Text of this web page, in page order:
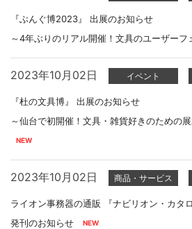
『ぶんぐ博2023』 出展のお知らせ
～4年ぶりのリアル開催！文具のユーザーフ
2023年10月02日 イベント
『杜の文具博』 出展のお知らせ
～仙台で初開催！文具・雑貨好きのための
2023年10月02日 商品・サービス
ライオン事務器の通販 『ナビリオン・カタ
発刊のお知らせ